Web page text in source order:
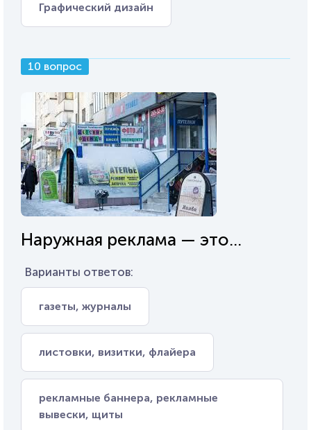
Графический дизайн
10 вопрос
Наружная реклама — это...
Варианты ответов:
газеты, журналы
листовки, визитки, флайера
рекламные баннера, рекламные
вывески, щиты